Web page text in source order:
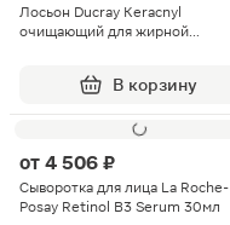
Лосьон Ducray Keracnyl
очищающий для жирной
В корзину
от 4 506 ₽
Сыворотка для лица La Roche-
Posay Retinol B3 Serum 30мл